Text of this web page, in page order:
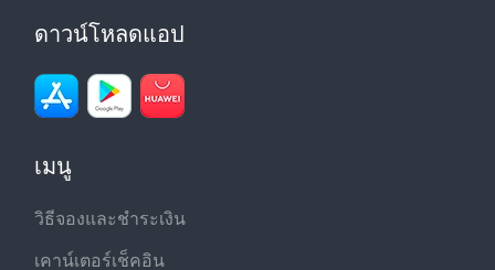
ดาวน์โหลดแอป
เมนู
วิธีจองและชำระเงิน
เคาน์เตอร์เช็คอิน